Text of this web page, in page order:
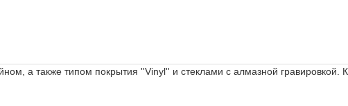
а также типом покрытия ''Vinyl'' и стеклами с алмазной гравировкой.